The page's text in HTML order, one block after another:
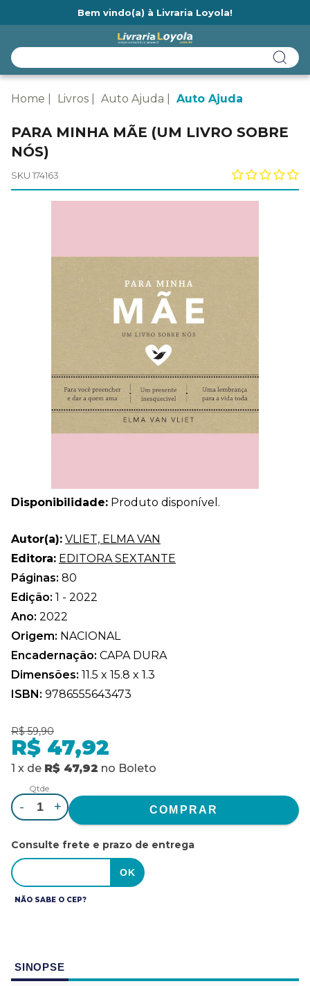
Bem vindo(a) à Livraria Loyola!
Home Livros Auto Ajuda Auto Ajuda
PARA MINHA MÃE (UM LIVRO SOBRE
NÓS)
SKU 174163
Disponibilidade: Produto disponível.
Autor(a): VLIET, ELMA VAN
Editora: EDITORA SEXTANTE
Páginas: 80
Edição: 1 - 2022
Ano: 2022
Origem: NACIONAL
Encadernação: CAPA DURA
Dimensões: 11.5 x 15.8 x 1.3
ISBN: 9786555643473
R$ 59,90
R$ 47,92
1 x de R$ 47,92 no Boleto
Qtde.
- +
Consulte frete e prazo de entrega
NÃO SABE O CEP?
SINOPSE